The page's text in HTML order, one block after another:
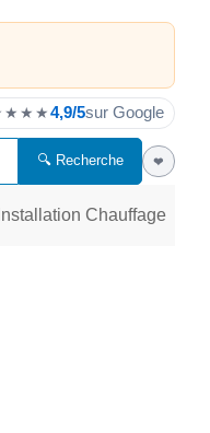
4,9/5sur Google
🔍 Recherche ❤
Installation Chauffage